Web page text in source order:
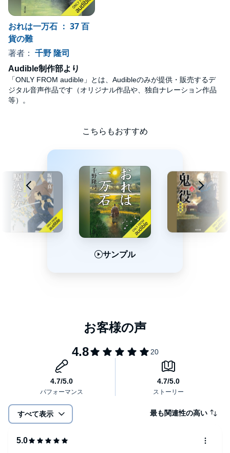
おれは一万石 ： 37 百
貨の難
著者： 千野 隆司
Audible制作部より
「ONLY FROM audible」とは、Audibleのみが提供・販売するデ
ジタル音声作品です（オリジナル作品や、独自ナレーション作品
等）。
こちらもおすすめ
サンプル
すべて表示 最も関連性の高い